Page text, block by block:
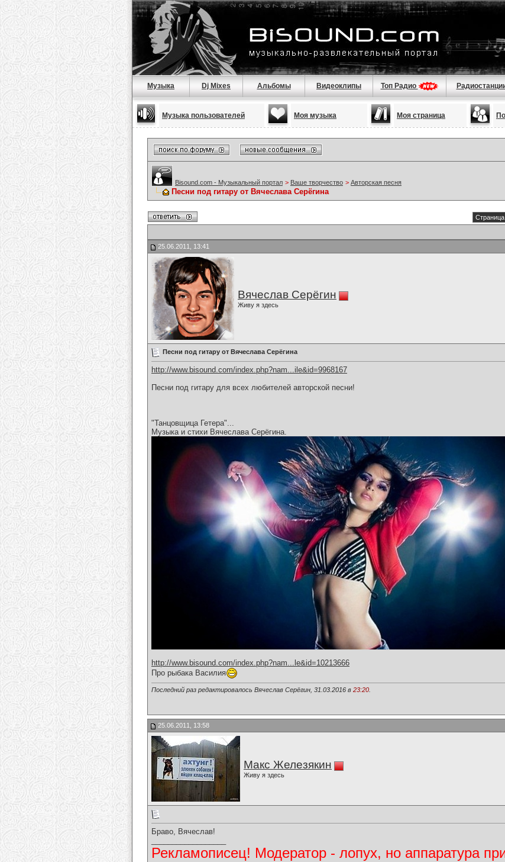
Музыка Dj Mixes Альбомы Видеоклипы Топ Радио
Музыка пользователей Моя музыка Моя страница
Bisound.com - Музыкальный портал > Ваше творчество > Авторская песня
Песни под гитару от Вячеслава Серёгина
25.06.2011, 13:41
Вячеслав Серёгин
Живу я здесь
Песни под гитару от Вячеслава Серёгина
http://www.bisound.com/index.php?nam...ile&id=9968167
Песни под гитару для всех любителей авторской песни!
"Танцовщица Гетера"...
Музыка и стихи Вячеслава Серёгина.
http://www.bisound.com/index.php?nam...le&id=10213666
Про рыбака Василия
Последний раз редактировалось Вячеслав Серёгин, 31.03.2016 в 23:20
25.06.2011, 13:58
Макс Железякин
Живу я здесь
Браво, Вячеслав!
Рекламописец! Модератор - лопух, но аппаратура